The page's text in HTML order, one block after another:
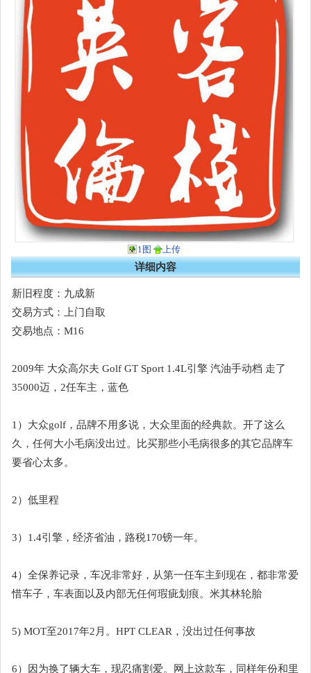
1图 上传
详细内容
新旧程度：九成新
交易方式：上门自取
交易地点：M16
2009年 大众高尔夫 Golf GT Sport 1.4L引擎 汽油手动档 走了
35000迈，2任车主，蓝色
1）大众golf，品牌不用多说，大众里面的经典款。开了这么
久，任何大小毛病没出过。比买那些小毛病很多的其它品牌车
要省心太多。
2）低里程
3）1.4引擎，经济省油，路税170镑一年。
4）全保养记录，车况非常好，从第一任车主到现在，都非常爱
惜车子，车表面以及内部无任何瑕疵划痕。米其林轮胎
5) MOT至2017年2月。HPT CLEAR，没出过任何事故
6）因为换了辆大车，现忍痛割爱。网上这款车，同样年份和里